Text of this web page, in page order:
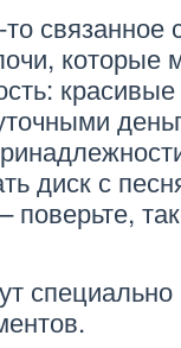
которые
диск с